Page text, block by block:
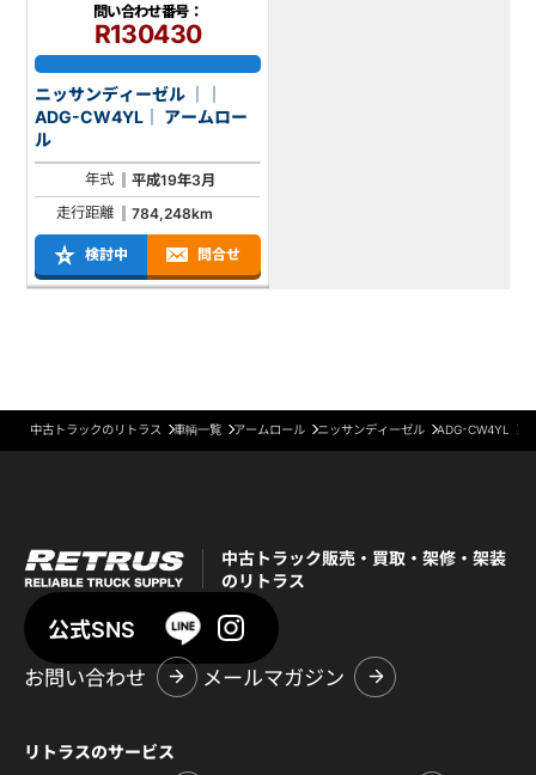
問い合わせ番号：
R130430
ニッサンディーゼル ｜｜
ADG-CW4YL｜ アームロー
ル
年式
平成19年3月
走行距離
784,248km
検討中 問合せ
中古トラックのリトラス 車輌一覧 アームロール ニッサンディーゼル ADG-CW4YL
中古トラック販売・買取・架修・架装
のリトラス
公式SNS
お問い合わせ
メールマガジン
リトラスのサービス